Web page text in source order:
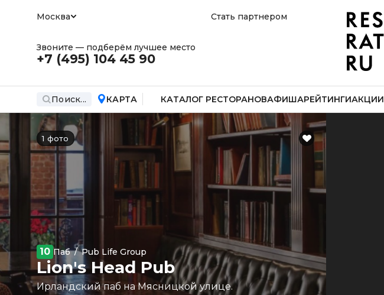
Москва Стать партнером
Звоните — подберём лучшее место
+7 (495) 104 45 90
Поиск... КАРТА КАТАЛОГ РЕСТОРАНОВАФИШАРЕЙТИНГИАКЦИИ
1 фото
10 Паб / Pub Life Group
Lion's Head Pub
Ирландский паб на Мясницкой улице.